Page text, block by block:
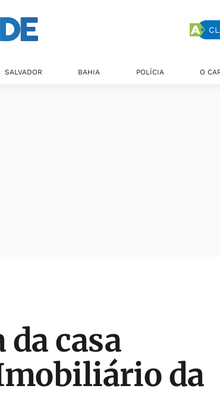
SALVADOR BAHIA POLÍCIA O
casa
da